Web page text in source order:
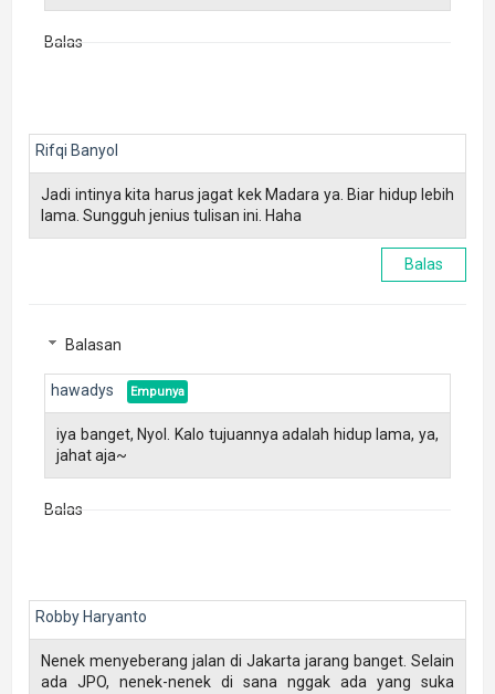
Balas
Rifqi Banyol
Jadi intinya kita harus jagat kek Madara ya. Biar hidup lebih
lama. Sungguh jenius tulisan ini. Haha
Balas
Balasan
hawadys
iya banget, Nyol. Kalo tujuannya adalah hidup lama, ya,
jahat aja~
Balas
Robby Haryanto
Nenek menyeberang jalan di Jakarta jarang banget. Selain
ada JPO, nenek-nenek di sana nggak ada yang suka